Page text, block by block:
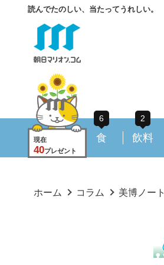
読んでたのしい、当たってうれしい。
現在
40プレゼント
6
食
2
飲料
ホーム コラム 美博ノート